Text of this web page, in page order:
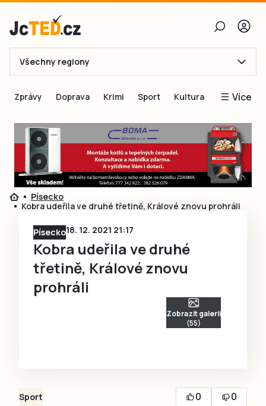
E-mail
Obnovit heslo
Přihlásit se
Ještě nemám účet, chci se
Všechny regiony
Zprávy Doprava Krimi Sport Kultura Více
Blogy
Inspirace
Čtenáři píší
Speciální přílohy
Písecko
Kobra udeřila ve druhé třetině, Králové znovu prohráli
Písecko18. 12. 2021 21:17
Kobra udeřila ve druhé
třetině, Králové znovu
prohráli
Zobrazit galerii
(55)
Sport 0
0